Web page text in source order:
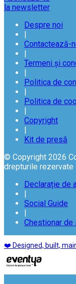
la newsletter
Despre noi
Contactează-
Termeni și
Politica de
Politica de
Copyright
Kit de presă
© Copyright 2026
drepturile rezervate
Declarație de
Social Guide
Chestionar
❤️ Designed, built,